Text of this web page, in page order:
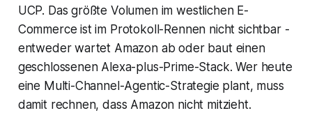
UCP. Das größte Volumen im westlichen E-
Commerce ist im Protokoll-Rennen nicht sichtbar -
entweder wartet Amazonab oder baut einen
geschlossenen Alexa-plus-Prime-Stack. Wer heute
eine Multi-Channel-Agentic-Strategie plant, muss
damit rechnen, dass Amazon nicht mitzieht.